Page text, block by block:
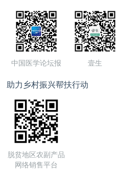
中国医学论坛报 壹生
助力乡村振兴帮扶行动
脱贫地区农副产品
网络销售平台